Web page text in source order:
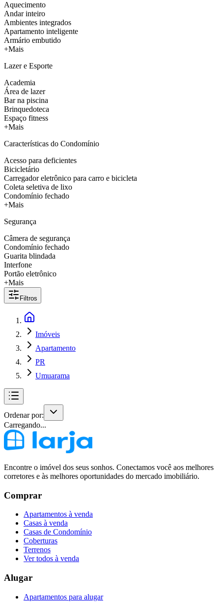
Aquecimento
Andar inteiro
Ambientes integrados
Apartamento inteligente
Armário embutido
+Mais
Lazer e Esporte
Academia
Área de lazer
Bar na piscina
Brinquedoteca
Espaço fitness
+Mais
Características do Condomínio
Acesso para deficientes
Bicicletário
Carregador eletrônico para carro e bicicleta
Coleta seletiva de lixo
Condomínio fechado
+Mais
Segurança
Câmera de segurança
Condomínio fechado
Guarita blindada
Interfone
Portão eletrônico
+Mais
Filtros
Imóveis
Apartamento
PR
Umuarama
Ordenar por:
Carregando...
Encontre o imóvel dos seus sonhos. Conectamos você aos melhores
corretores e às melhores oportunidades do mercado imobiliário.
Comprar
Apartamentos à venda
Casas à venda
Casas de Condomínio
Coberturas
Terrenos
Ver todos à venda
Alugar
Apartamentos para alugar